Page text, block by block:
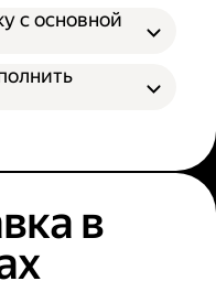
с основной
в